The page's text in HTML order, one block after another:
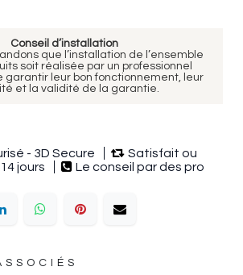
Conseil d’installation
que l’installation de l’ensemble
soit réalisée par un professionnel
garantir leur bon fonctionnement, leur
et la validité de la garantie.
- 3D Secure
Satisfait ou
jours
Le conseil par des pro